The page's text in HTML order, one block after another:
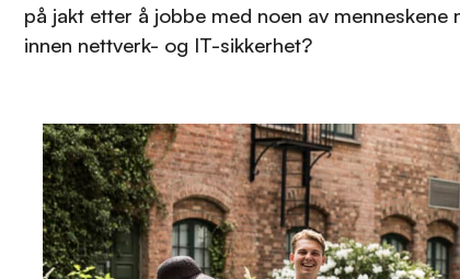
på jakt etter å jobbe med noen av menneskene
innen nettverk- og IT-sikkerhet?